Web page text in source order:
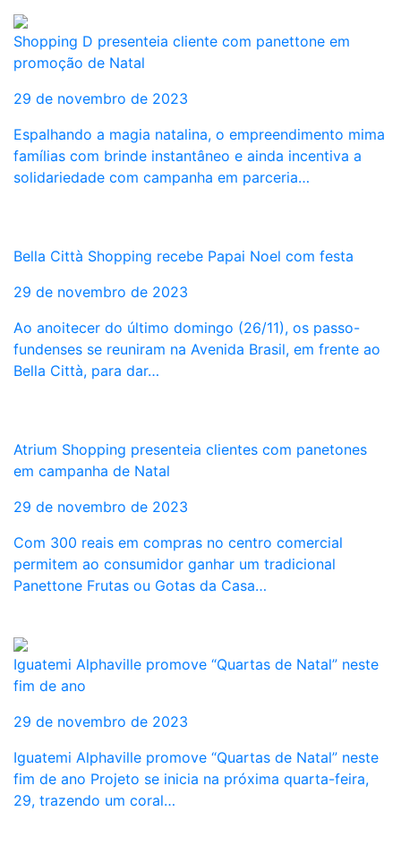
Shopping D presenteia cliente com panettone em
promoção de Natal
29 de novembro de 2023
Espalhando a magia natalina, o empreendimento mima
famílias com brinde instantâneo e ainda incentiva a
solidariedade com campanha em parceria…
Bella Città Shopping recebe Papai Noel com festa
29 de novembro de 2023
Ao anoitecer do último domingo (26/11), os passo-
fundenses se reuniram na Avenida Brasil, em frente ao
Bella Città, para dar…
Atrium Shopping presenteia clientes com panetones
em campanha de Natal
29 de novembro de 2023
Com 300 reais em compras no centro comercial
permitem ao consumidor ganhar um tradicional
Panettone Frutas ou Gotas da Casa…
Iguatemi Alphaville promove “Quartas de Natal” neste
fim de ano
29 de novembro de 2023
Iguatemi Alphaville promove “Quartas de Natal” neste
fim de ano Projeto se inicia na próxima quarta-feira,
29, trazendo um coral…